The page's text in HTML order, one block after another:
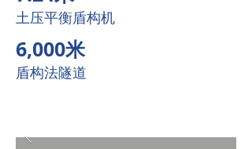
土压平衡盾构机
6,000米
盾构法隧道